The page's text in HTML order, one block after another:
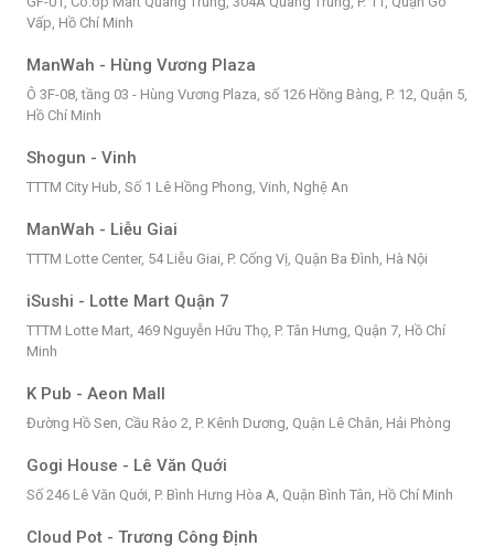
Vấp, Hồ Chí Minh
ManWah - Hùng Vương Plaza
Ô 3F-08, tầng 03 - Hùng Vương Plaza, số 126 Hồng Bàng, P. 12, Quận 5,
Hồ Chí Minh
Shogun - Vinh
TTTM City Hub, Số 1 Lê Hồng Phong, Vinh, Nghệ An
ManWah - Liễu Giai
TTTM Lotte Center, 54 Liễu Giai, P. Cống Vị, Quận Ba Đình, Hà Nội
iSushi - Lotte Mart Quận 7
TTTM Lotte Mart, 469 Nguyễn Hữu Thọ, P. Tân Hưng, Quận 7, Hồ Chí
Minh
K Pub - Aeon Mall
Đường Hồ Sen, Cầu Rào 2, P. Kênh Dương, Quận Lê Chân, Hải Phòng
Gogi House - Lê Văn Quới
Số 246 Lê Văn Quới, P. Bình Hưng Hòa A, Quận Bình Tân, Hồ Chí Minh
Cloud Pot - Trương Công Định